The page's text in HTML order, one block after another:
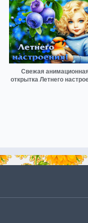
Свежая
открытка Летнего